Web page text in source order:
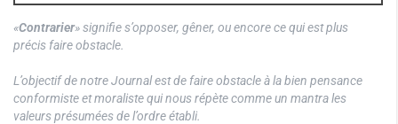
«Contrarier» signifie s’opposer, gêner, ou encore ce qui est plus
précis faire obstacle.
L’objectif de notre Journal est de faire obstacle à la bien pensance
conformiste et moraliste qui nous répète comme un mantra les
valeurs présumées de l’ordre établi.